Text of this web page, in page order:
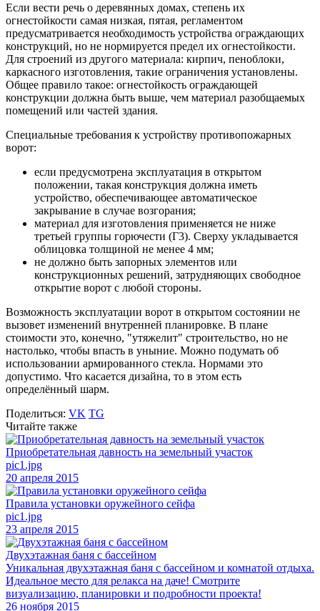
Если вести речь о деревянных домах, степень их
огнестойкости самая низкая, пятая, регламентом
предусматривается необходимость устройства ограждающих
конструкций, но не нормируется предел их огнестойкости.
Для строений из другого материала: кирпич, пеноблоки,
каркасного изготовления, такие ограничения установлены.
Общее правило такое: огнестойкость ограждающей
конструкции должна быть выше, чем материал разобщаемых
помещений или частей здания.
Специальные требования к устройству противопожарных
ворот:
если предусмотрена эксплуатация в открытом
положении, такая конструкция должна иметь
устройство, обеспечивающее автоматическое
закрывание в случае возгорания;
материал для изготовления применяется не ниже
третьей группы горючести (Г3). Сверху укладывается
облицовка толщиной не менее 4 мм;
не должно быть запорных элементов или
конструкционных решений, затрудняющих свободное
открытие ворот с любой стороны.
Возможность эксплуатации ворот в открытом состоянии не
вызовет изменений внутренней планировке. В плане
стоимости это, конечно, "утяжелит" строительство, но не
настолько, чтобы впасть в уныние. Можно подумать об
использовании армированного стекла. Нормами это
допустимо. Что касается дизайна, то в этом есть
определённый шарм.
Поделиться: VK TG
Читайте также
Приобретательная давность на земельный участок
pic1.jpg
20 апреля 2015
Правила установки оружейного сейфа
pic1.jpg
23 апреля 2015
Двухэтажная баня с бассейном
Уникальная двухэтажная баня с бассейном и комнатой отдыха.
Идеальное место для релакса на даче! Смотрите
визуализацию, планировки и подробности проекта!
26 ноября 2015